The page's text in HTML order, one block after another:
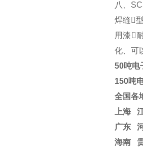
八、
焊缝
用漆
化、可
50吨电
150吨
全国各
上海
广东
海南